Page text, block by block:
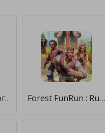
Forest Blast [Много денег] Forest FunRun : Runing Games [Много монет]